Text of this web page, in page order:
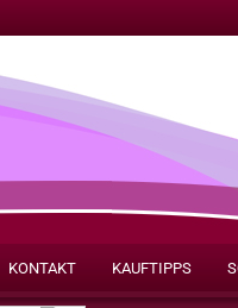
KONTAKT KAUFTIPPS